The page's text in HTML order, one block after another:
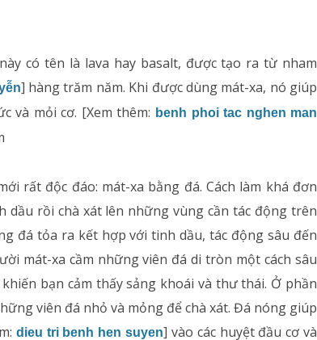
Phục hồi chức năng Hô hấp
Rối loạn chuyển hóa
Tai – Mũi – Họng
Chẩn đoán hình ảnh
có tên là lava hay basalt, được tạo ra từ nham
] hàng trăm năm. Khi được dùng mát-xa, nó giúp
và mỏi cơ. [Xem thêm: benh phoi tac nghen man
rất độc đáo: mát-xa bằng đá. Cách làm khá đơn
dầu rồi chà xát lên những vùng cần tác động trên
đá tỏa ra kết hợp với tinh dầu, tác động sâu đến
mát-xa cầm những viên đá di tròn một cách sâu
bạn cảm thấy sảng khoái và thư thái. Ở phần
viên đá nhỏ và mỏng để chà xát. Đá nóng giúp
dieu tri benh hen suyen] vào các huyệt đầu cơ và